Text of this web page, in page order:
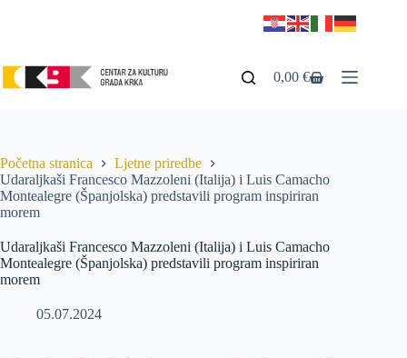
0,00€
Početna stranica
Ljetne priredbe
Udaraljkaši Francesco Mazzoleni (Italija) i Luis Camacho
Montealegre (Španjolska) predstavili program inspiriran
morem
Udaraljkaši Francesco Mazzoleni (Italija) i Luis Camacho
Montealegre (Španjolska) predstavili program inspiriran
morem
05.07.2024